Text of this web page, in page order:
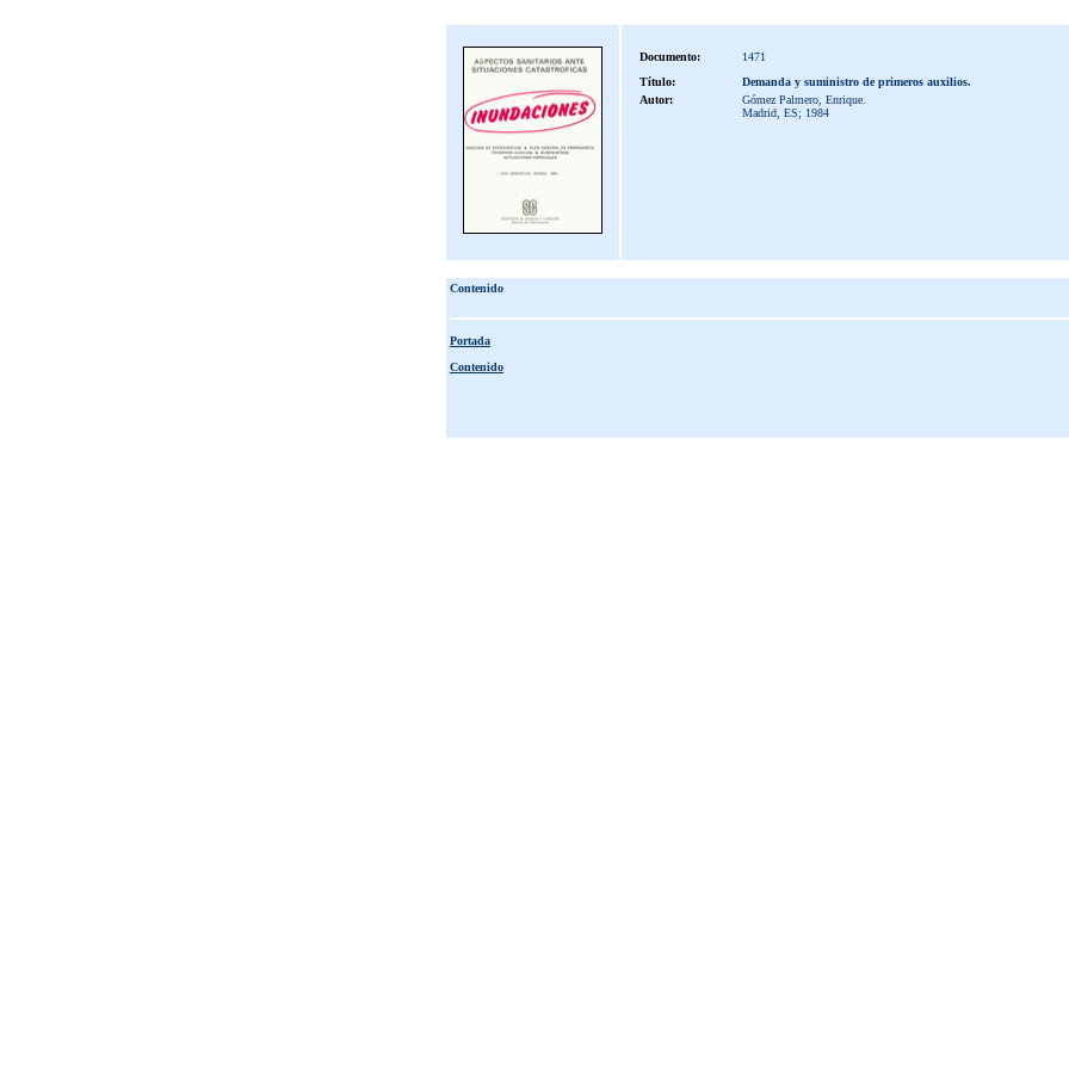
Documento:
1471
Título:
Demanda y suministro de primeros auxilios.
Autor:
Gómez Palmero, Enrique.
Madrid, ES; 1984
Contenido
Portada
Contenido